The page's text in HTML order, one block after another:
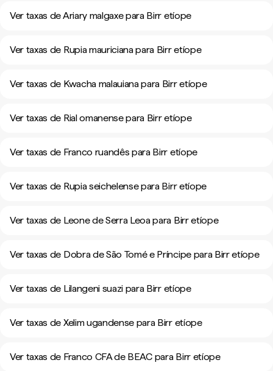
Ver taxas de Ariary malgaxe para Birr etíope
Ver taxas de Rupia mauriciana para Birr etíope
Ver taxas de Kwacha malauiana para Birr etíope
Ver taxas de Rial omanense para Birr etíope
Ver taxas de Franco ruandês para Birr etíope
Ver taxas de Rupia seichelense para Birr etíope
Ver taxas de Leone de Serra Leoa para Birr etíope
Ver taxas de Dobra de São Tomé e Príncipe para Birr etíope
Ver taxas de Lilangeni suazi para Birr etíope
Ver taxas de Xelim ugandense para Birr etíope
Ver taxas de Franco CFA de BEAC para Birr etíope